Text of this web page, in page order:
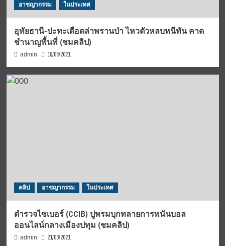
อาชญากรรม ในประเทศ
อุทัยธานี-ปะทะเดือดล่าพรานป่า ไหวตัวหลบหนีทัน คาด
ชำนาญพื้นที่ (ชมคลิป)
admin 18/05/2021
คลิป อาชญากรรม ในประเทศ
ตำรวจไซเบอร์ (CCIB) ปูพรมบุกทลายการพนันบอล
ออนไลน์กลางเมืองปทุม (ชมคลิป)
admin 21/03/2021